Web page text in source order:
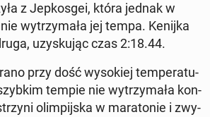
z Jep­kos­gei, która jednak w
wy­trzy­ma­ła jej tempa. Kenijka
uzy­sku­jąc czas 2:18.44.
przy dość wy­so­kiej tem­pe­ra­tu­
tempie nie wy­trzy­ma­ła kon­
olim­pij­ska w ma­ra­to­nie i zwy­